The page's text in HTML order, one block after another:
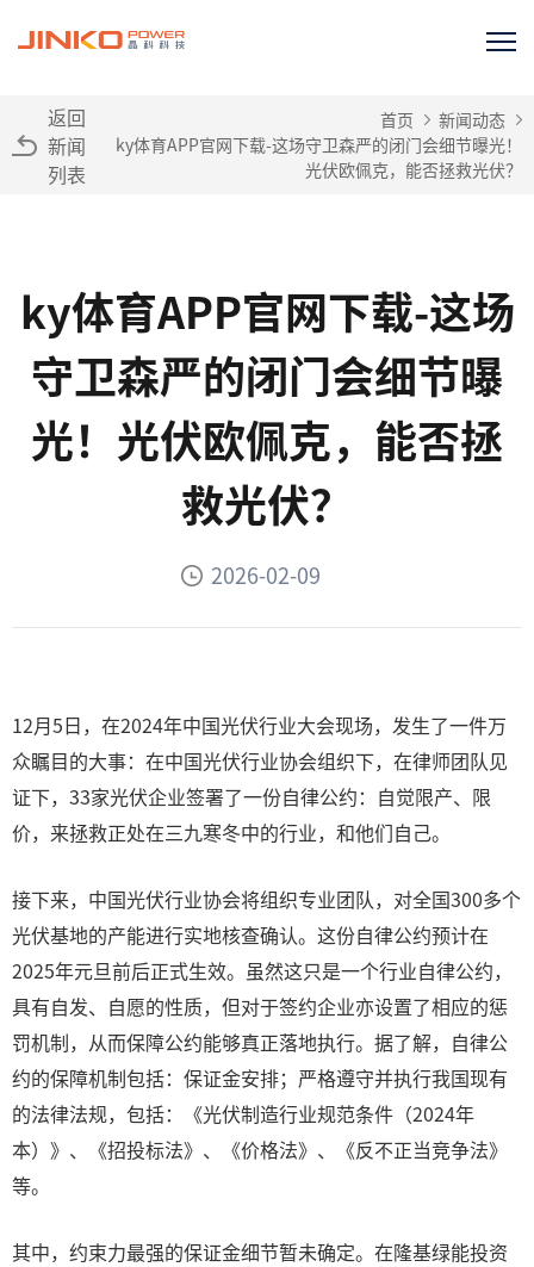
返回
新闻
列表
首页
新闻动态
ky体育APP官网下载-这场守卫森严的闭门会细节曝光！
光伏欧佩克，能否拯救光伏？
ky体育APP官网下载-这场
守卫森严的闭门会细节曝
光！光伏欧佩克，能否拯
救光伏？
2026-02-09
12月5日，在2024年中国光伏行业大会现场，发生了一件万
众瞩目的大事：在中国光伏行业协会组织下，在律师团队见
证下，33家光伏企业签署了一份自律公约：自觉限产、限
价，来拯救正处在三九寒冬中的行业，和他们自己。
接下来，中国光伏行业协会将组织专业团队，对全国300多个
光伏基地的产能进行实地核查确认。这份自律公约预计在
2025年元旦前后正式生效。虽然这只是一个行业自律公约，
具有自发、自愿的性质，但对于签约企业亦设置了相应的惩
罚机制，从而保障公约能够真正落地执行。据了解，自律公
约的保障机制包括：保证金安排；严格遵守并执行我国现有
的法律法规，包括：《光伏制造行业规范条件（2024年
本）》、《招投标法》、《价格法》、《反不正当竞争法》
等。
其中，约束力最强的保证金细节暂未确定。在隆基绿能投资